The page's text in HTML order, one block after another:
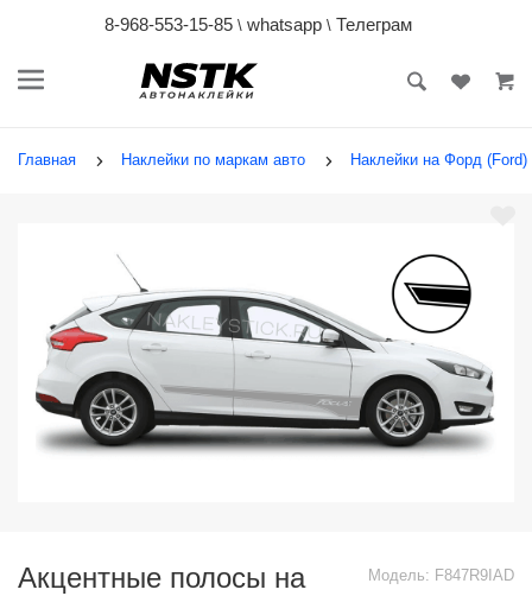
8-968-553-15-85 \ whatsapp\ Телеграм
Главная Наклейки по маркам авто Наклейки на Форд (Ford)
Модель: F847R9IAD
Акцентные полосы на